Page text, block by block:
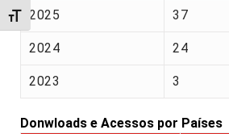
Alternar tamanho da fonte
2025 37
2024 24
2023 3
Donwloads e Acessos por Países